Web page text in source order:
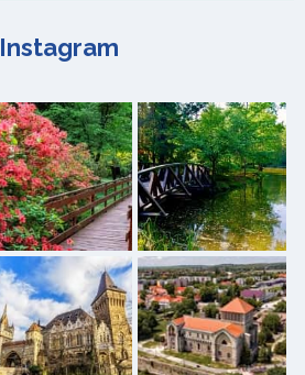
Instagram